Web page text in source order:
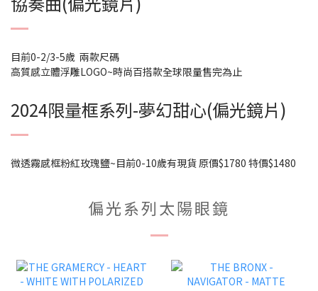
目前0-2/3-5歲 兩款尺碼
高質感立體浮雕LOGO~時尚百搭款全球限量售完為止
2024限量框系列-夢幻甜心(偏光鏡片)
微透霧感框粉紅玫瑰鹽~目前0-10歲有現貨 原價$1780 特價$1480
偏光系列太陽眼鏡